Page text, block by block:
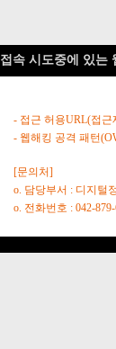
접속 시도중에 있는
- 접근 허용URL(접
- 웹해킹 공격 패턴
[문의처]
o. 담당부서 : 디지털
o. 전화번호 : 042-